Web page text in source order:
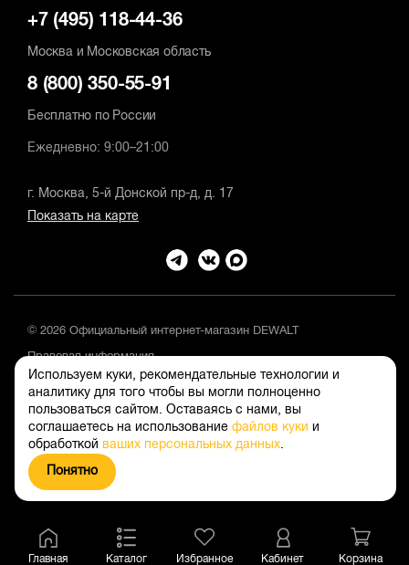
Используем куки, рекомендательные технологии и
аналитику для того чтобы вы могли полноценно
пользоваться сайтом. Оставаясь с нами, вы
соглашаетесь на использование файлов куки и
обработкой ваших персональных данных.
Понятно
+7 (495) 118-44-36
Москва и Московская область
8 (800) 350-55-91
Бесплатно по России
Ежедневно: 9:00–21:00
г. Москва, 5-й Донской пр-д, д. 17
Показать на карте
© 2026 Официальный интернет-магазин DEWALT
Правовая информация
Положение об обработке и защите персональных данных
Главная Каталог Избранное Кабинет Корзина